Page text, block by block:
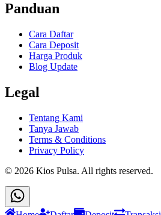
Panduan
Cara Daftar
Cara Deposit
Harga Produk
Blog Update
Legal
Tentang Kami
Tanya Jawab
Terms & Conditions
Privacy Policy
© 2026 Kios Pulsa. All rights reserved.